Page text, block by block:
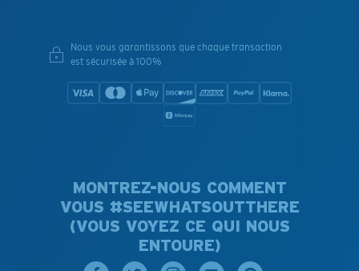
Nous vous garantissons que chaque transaction
est sécurisée à 100%
MONTREZ-NOUS COMMENT
VOUS #SEEWHATSOUTTHERE
(VOUS VOYEZ CE QUI NOUS
ENTOURE)